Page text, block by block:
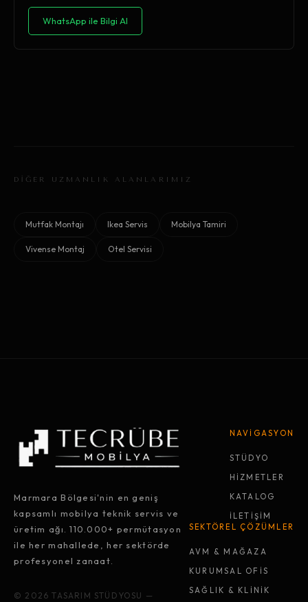
WhatsApp ile Bilgi Al
DİĞER UZMANLIK ALANLARIMIZ
Mutfak Montajı Ikea Servis Mobilya Tamiri
Vivense Montaj Otel Servisi
Marmara Bölgesi'nin en geniş
kapsamlı mobilya teknik servis ve
üretim ağı. 110.000+ permütasyon
ile her mahallede, her sektörde
profesyonel zanaat.
© 2026 TASARIM STÜDYOSU —
NAVİGASYON
STÜDYO
HİZMETLER
KATALOG
İLETİŞİM
SEKTÖREL ÇÖZÜMLER
AVM & MAĞAZA
KURUMSAL OFİS
SAĞLIK & KLİNİK